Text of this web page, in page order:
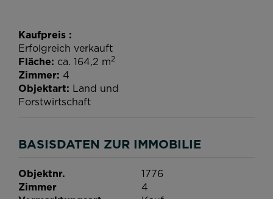
Kaufpreis
Erfolgreich verkauft
Fläche ca. 164,2 m2
Zimmer 4
Objektart Land und
Forstwirtschaft
BASISDATEN ZUR IMMOBILIE
Objektnr.
1776
Zimmer
4